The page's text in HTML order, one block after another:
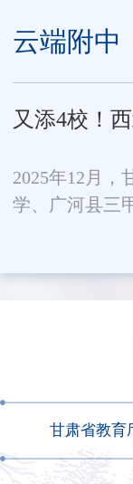
云端附中
又添4校！
2025年12月，
学、广河县三
甘肃省教育